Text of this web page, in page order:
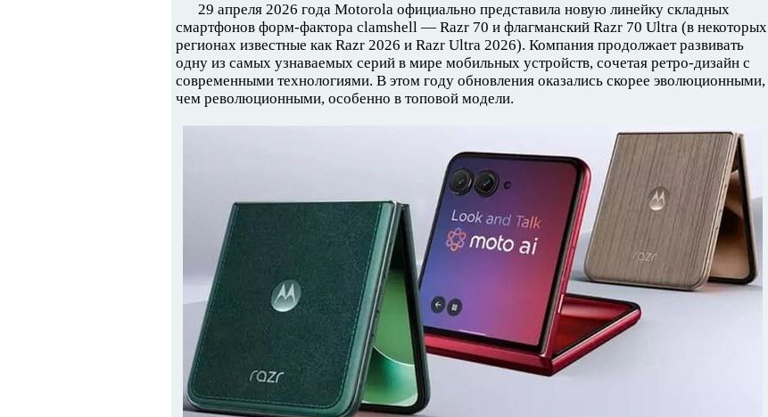
29 апреля 2026 года Motorola официально представила новую линейку складных
смартфонов форм-фактора clamshell — Razr 70 и флагманский Razr 70 Ultra (в некоторых
регионах известные как Razr 2026 и Razr Ultra 2026). Компания продолжает развивать
одну из самых узнаваемых серий в мире мобильных устройств, сочетая ретро-дизайн с
современными технологиями. В этом году обновления оказались скорее эволюционными,
чем революционными, особенно в топовой модели.